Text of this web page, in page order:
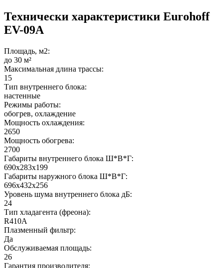
Технически характеристики Eurohoff
EV-09A
Площадь, м2:
до 30 м²
Максимальная длина трассы:
15
Тип внутреннего блока:
настенные
Режимы работы:
обогрев, охлаждение
Мощность охлаждения:
2650
Мощность обогрева:
2700
Габариты внутреннего блока Ш*В*Г:
690х283х199
Габариты наружного блока Ш*В*Г:
696x432x256
Уровень шума внутреннего блока дБ:
24
Тип хладагента (фреона):
R410A
Плазменный фильтр:
Да
Обслуживаемая площадь:
26
Гарантия производителя: